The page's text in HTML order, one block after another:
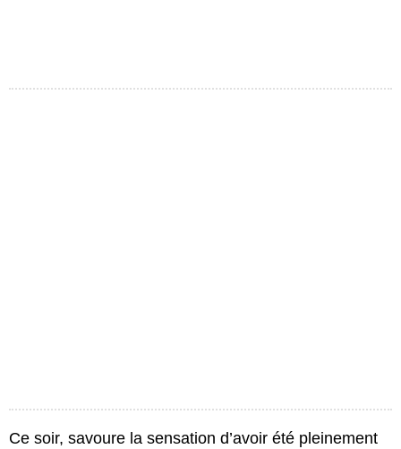
Ce soir, savoure la sensation d’avoir été pleinement